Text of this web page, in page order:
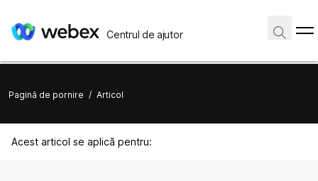
Centrul de ajutor
Pagină de pornire / Articol
Acest articol se aplică pentru: